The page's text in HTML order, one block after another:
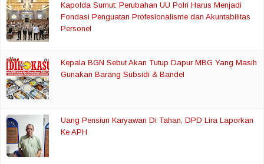
Kapolda Sumut: Perubahan UU Polri Harus Menjadi
Fondasi Penguatan Profesionalisme dan Akuntabilitas
Personel
Kepala BGN Sebut Akan Tutup Dapur MBG Yang Masih
Gunakan Barang Subsidi & Bandel
Uang Pensiun Karyawan Di Tahan, DPD Lira Laporkan
Ke APH